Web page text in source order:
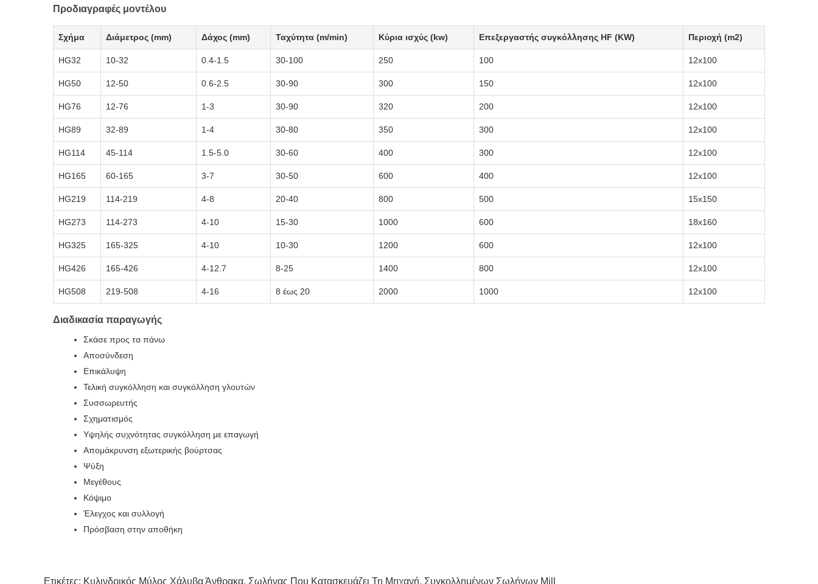
Προδιαγραφές μοντέλου
Σχήμα Διάμετρος (mm) Δάχος (mm) Ταχύτητα (m/min) Κύρια ισχύς (kw) Επεξεργαστής συγκόλλησης HF (KW) Περιοχή (m2)
HG32 10-32 0.4-1.5 30-100 250 100 12x100
HG50 12-50 0.6-2.5 30-90 300 150 12x100
HG76 12-76 1-3 30-90 320 200 12x100
HG89 32-89 1-4 30-80 350 300 12x100
HG114 45-114 1.5-5.0 30-60 400 300 12x100
HG165 60-165 3-7 30-50 600 400 12x100
HG219 114-219 4-8 20-40 800 500 15x150
HG273 114-273 4-10 15-30 1000 600 18x160
HG325 165-325 4-10 10-30 1200 600 12x100
HG426 165-426 4-12.7 8-25 1400 800 12x100
HG508 219-508 4-16 8 έως 20 2000 1000 12x100
Διαδικασία παραγωγής
Σκάσε προς τα πάνω
Αποσύνδεση
Επικάλυψη
Τελική συγκόλληση και συγκόλληση γλουτών
Συσσωρευτής
Σχηματισμός
Υψηλής συχνότητας συγκόλληση με επαγωγή
Απομάκρυνση εξωτερικής βούρτσας
Ψύξη
Μεγέθους
Κόψιμο
Έλεγχος και συλλογή
Πρόσβαση στην αποθήκη
Ετικέτες: Κυλινδρικός Μύλος Χάλυβα Άνθρακα, Σωλήνας Που Κατασκευάζει Τη Μηχανή, Συγκολλημένων Σωλήνων Mill